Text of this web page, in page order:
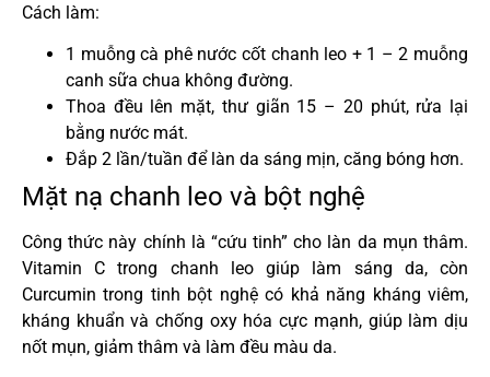
Cách làm:
1 muỗng cà phê nước cốt chanh leo + 1 – 2 muỗng
canh sữa chua không đường.
Thoa đều lên mặt, thư giãn 15 – 20 phút, rửa lại
bằng nước mát.
Đắp 2 lần/tuần để làn da sáng mịn, căng bóng hơn.
Mặt nạ chanh leo và bột nghệ
Công thức này chính là “cứu tinh” cho làn da mụn thâm.
Vitamin C trong chanh leo giúp làm sáng da, còn
Curcumin trong tinh bột nghệ có khả năng kháng viêm,
kháng khuẩn và chống oxy hóa cực mạnh, giúp làm dịu
nốt mụn, giảm thâm và làm đều màu da.